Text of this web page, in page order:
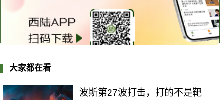
大家都在看
波斯第27波打击，打的不是靶